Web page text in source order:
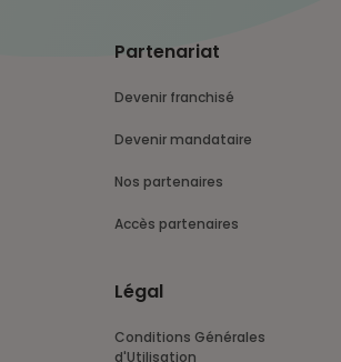
Partenariat
Devenir franchisé
Devenir mandataire
Nos partenaires
Accès partenaires
Légal
Conditions Générales
d'Utilisation